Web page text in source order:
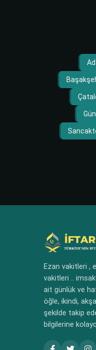
Ezan vakitleri ,
vakitleri ..
ait günlük ve
öğle, ikindi,
şekilde takip
bilgilerine